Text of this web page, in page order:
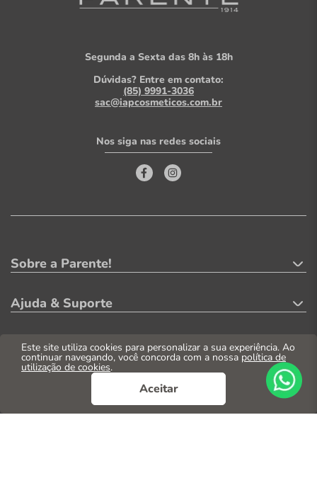
Este site utiliza cookies para personalizar a sua experiência. Ao
continuar navegando, você concorda com a nossapolítica de
utilização de cookies.
Aceitar
Segunda a Sexta das 8h às 18h
Dúvidas? Entre em contato:
(85) 9991-3036
sac@iapcosmeticos.com.br
Nos siga nas redes sociais
Sobre a Parente!
Ajuda & Suporte
Minha Conta
Formas de Pagamento